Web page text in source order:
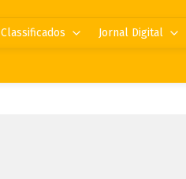
Classificados Jornal Digital